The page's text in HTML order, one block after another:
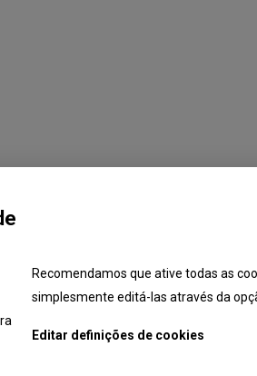
Recomendamos que ative todas as
simplesmente editá-las através da
Editar definições de cookies